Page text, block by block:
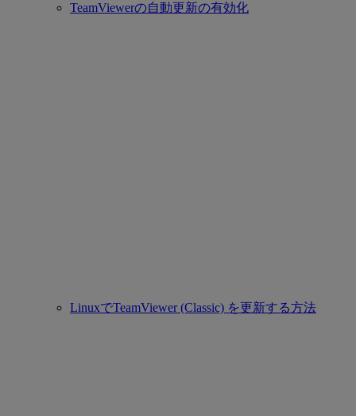
TeamViewerの自動更新の有効化
LinuxでTeamViewer (Classic) を更新する方法